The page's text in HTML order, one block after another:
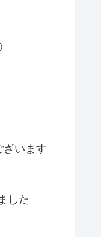
ざいます
した